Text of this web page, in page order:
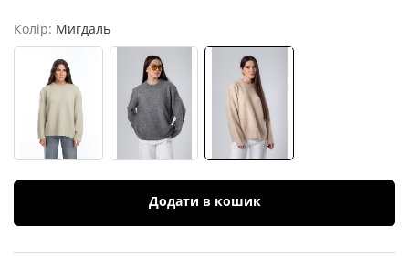
Колір: Мигдаль
Додати в кошик